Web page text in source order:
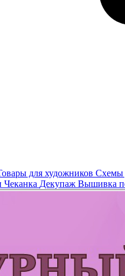
для художников Схемы
Чеканка Декупаж Вышивка